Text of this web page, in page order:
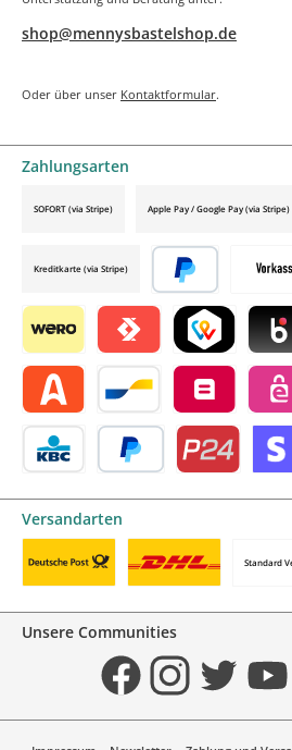
shop@mennysbastelshop.de
Oder über unser Kontaktformular.
Zahlungsarten
Vorkasse
Wero Satispay by mollieTWINT by mollie
Blik
Alma by mollieBancontact by mollie
Belfius by mollie
eps by
SOFORT (via Stripe) Apple Pay / Google Pay (via Stripe)
Kreditkarte (via Stripe)
Später bezahlen
Versandarten
Standard
Unsere Communities
FacebookInstagramTwitter